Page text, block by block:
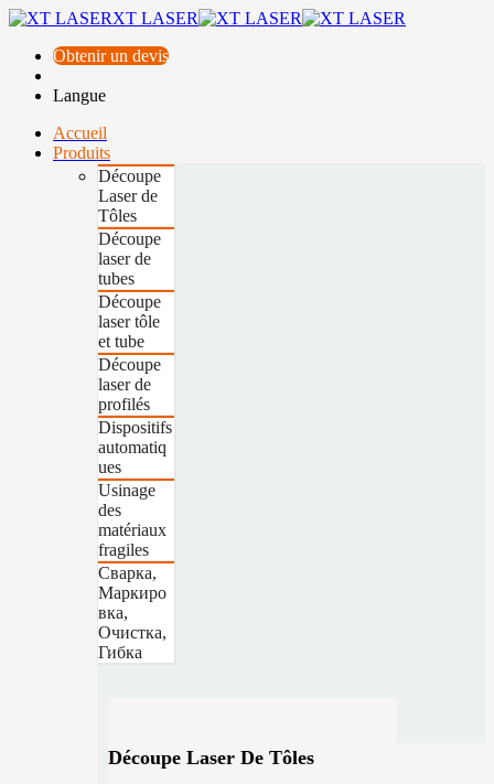
XT LASER
Obtenir un devis
Langue
Accueil
Produits
Découpe
Laser de
Tôles
Découpe
laser de
tubes
Découpe
laser tôle
et tube
Découpe
laser de
profilés
Dispositifs
automatiq
ues
Usinage
des
matériaux
fragiles
Сварка,
Маркиро
вка,
Очистка,
Гибка
Découpe Laser De Tôles